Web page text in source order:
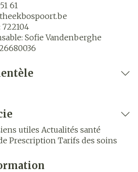
61
722104
Sofie Vandenberghe
utiles Actualités santé
Prescription Tarifs des soins